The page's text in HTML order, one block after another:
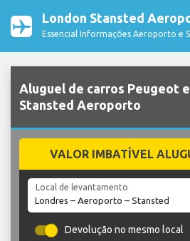
London Stansted
Essencial Informações Aeroporto e
Aluguel de carros Peugeot
Stansted Aeroporto
VALOR IMBATÍVEL
Local de levantamento
Devolução no mesmo local